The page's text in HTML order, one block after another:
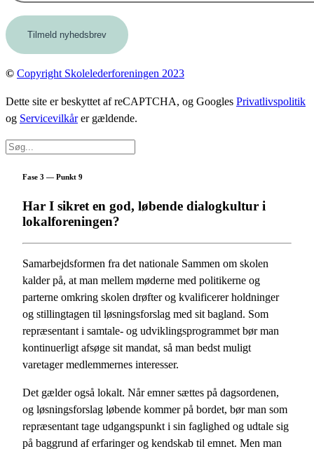
© Copyright Skolelederforeningen 2023
Dette site er beskyttet af reCAPTCHA, og Googles Privatlivspolitik
og Servicevilkårer gældende.
Fase 3 — Punkt 9
Har I sikret en god, løbende dialogkultur i
lokalforeningen?
Samarbejdsformen fra det nationale Sammen om skolen
kalder på, at man mellem møderne med politikerne og
parterne omkring skolen drøfter og kvalificerer holdninger
og stillingtagen til løsningsforslag med sit bagland. Som
repræsentant i samtale- og udviklingsprogrammet bør man
kontinuerligt afsøge sit mandat, så man bedst muligt
varetager medlemmernes interesser.
Det gælder også lokalt. Når emner sættes på dagsordenen,
og løsningsforslag løbende kommer på bordet, bør man som
repræsentant tage udgangspunkt i sin faglighed og udtale sig
på baggrund af erfaringer og kendskab til emnet. Men man